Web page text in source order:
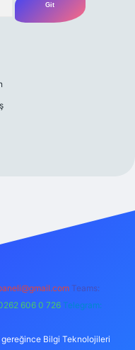
Teams:
606 0 726 Telegram:
gereğince Bilgi Teknolojileri